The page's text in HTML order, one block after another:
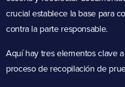
crucial establece la base para
contra la parte responsable.
Aquí hay tres elementos clave
proceso de recopilación de